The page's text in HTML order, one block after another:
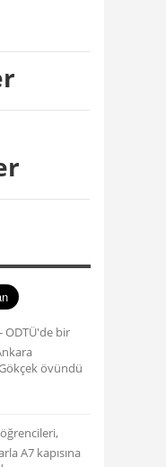
ODTÜ'de bir
övündü
A7 kapısına